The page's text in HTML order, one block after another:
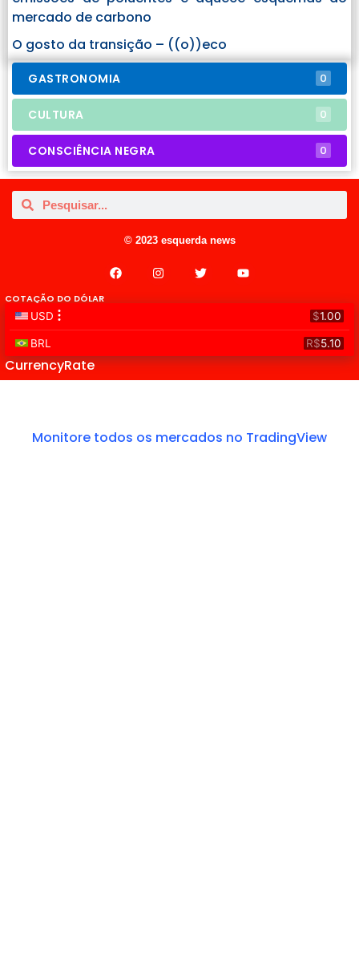
mercado de carbono
O gosto da transição – ((o))eco
GASTRONOMIA 0
CULTURA 0
CONSCIÊNCIA NEGRA 0
© 2023 esquerda news
COTAÇÃO DO DÓLAR
CurrencyRate
Monitore todos os mercados no TradingView